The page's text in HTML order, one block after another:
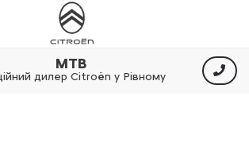
МТВ
дилер Citroën у Рівному